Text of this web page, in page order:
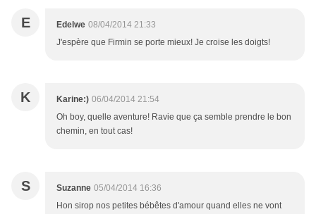
E Edelwe 08/04/2014 21:33
J'espère que Firmin se porte mieux! Je croise les doigts!
K Karine:) 06/04/2014 21:54
Oh boy, quelle aventure! Ravie que ça semble prendre le bon
chemin, en tout cas!
S Suzanne 05/04/2014 16:36
Hon sirop nos petites bébêtes d'amour quand elles ne vont